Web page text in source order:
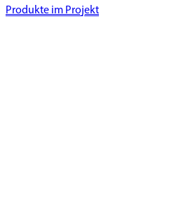
Produkte im Projekt